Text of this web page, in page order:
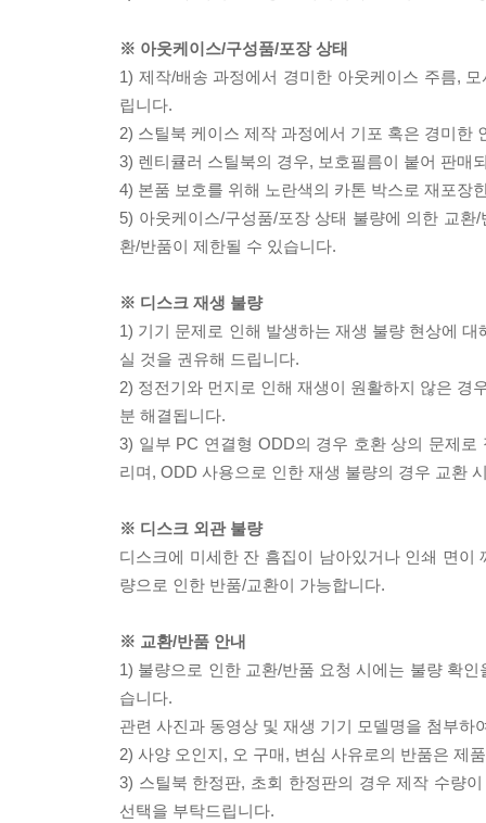
※ 아웃케이스/구성품/포장 상태
1) 제작/배송 과정에서 경미한 아웃케이스 주름,
립니다.
2) 스틸북 케이스 제작 과정에서 기포 혹은 경미한
3) 렌티큘러 스틸북의 경우, 보호필름이 붙어 판매
4) 본품 보호를 위해 노란색의 카톤 박스로 재포장
5) 아웃케이스/구성품/포장 상태 불량에 의한 교
환/반품이 제한될 수 있습니다.
※ 디스크 재생 불량
1) 기기 문제로 인해 발생하는 재생 불량 현상에
실 것을 권유해 드립니다.
2) 정전기와 먼지로 인해 재생이 원활하지 않은 경
분 해결됩니다.
3) 일부 PC 연결형 ODD의 경우 호환 상의 문제
리며, ODD 사용으로 인한 재생 불량의 경우 교환
※ 디스크 외관 불량
디스크에 미세한 잔 흠집이 남아있거나 인쇄 면
량으로 인한 반품/교환이 가능합니다.
※ 교환/반품 안내
1) 불량으로 인한 교환/반품 요청 시에는 불량 확
습니다.
관련 사진과 동영상 및 재생 기기 모델명을 첨부하
2) 사양 오인지, 오 구매, 변심 사유로의 반품은 제
3) 스틸북 한정판, 초회 한정판의 경우 제작 수량
선택을 부탁드립니다.